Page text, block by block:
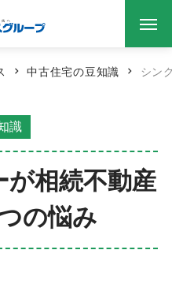
中古住宅の豆知識 シン
識
が相続不動産
の悩み